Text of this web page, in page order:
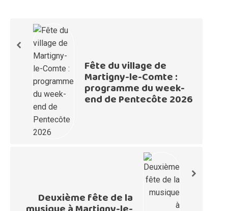
Fête du village de
Martigny-le-Comte :
programme du week-
end de Pentecôte 2026
Deuxième fête de la